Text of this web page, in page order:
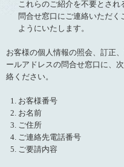
これらのご紹介を不要とさ
問合せ窓口にご連絡いただ
ようにいたします。
お客様の個人情報の照会、訂正
ールアドレスの問合せ窓口に、
絡ください。
お客様番号
お名前
ご住所
ご連絡先電話番号
ご要請内容